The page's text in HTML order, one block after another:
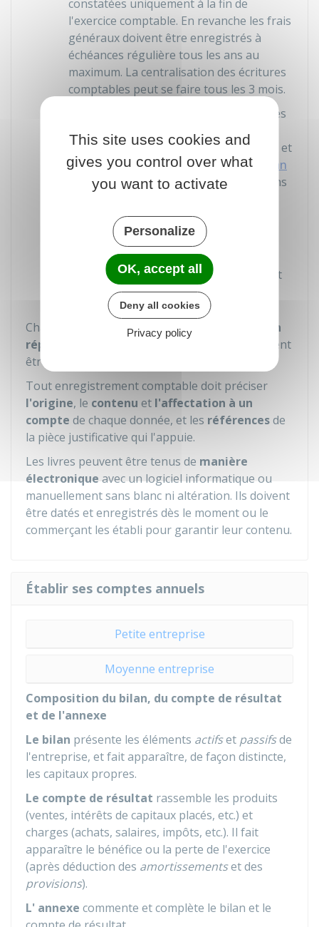
constatées uniquement à la fin de
l'exercice comptable. En revanche les frais
généraux doivent être enregistrés à
échéances régulière tous les ans au
maximum. La centralisation des écritures
comptables peut se faire tous les 3 mois.
: livre qui rassemble tous les
comptes. Il reprend les informations du
livre-journal en les classant par compte et
dans l'ordre de numéro prévu par le
plan
comptable général (PCG). Les opérations
Manuel des procédures comptables
document qui décrit les procédures et
l'organisation comptable pour
comprendre le système de traitement et
la réalisation des contrôles.
Chaque livre reçoit unnuméro d'identification
répertorié par un greffier
. Ils doivent également
être
Tout enregistrement comptable doit préciser
l'origine, le contenu et l'affectation à un
compte de chaque donnée, et les référencesde
la pièce justificative qui l'appuie.
Les livres peuvent être tenus de manière
électronique avec un logiciel informatique ou
manuellement sans blanc ni altération. Ils doivent
être datés et enregistrés dès le moment ou le
commerçant les établi pour garantir leur contenu.
Établir ses comptes annuels
Petite entreprise
Moyenne entreprise
Composition du bilan, du compte de résultat
et de l'annexe
Le bilan présente les éléments actifset passifsde
l'entreprise, et fait apparaître, de façon distincte,
les capitaux propres.
Le compte de résultat rassemble les produits
(ventes, intérêts de capitaux placés, etc.) et
charges (achats, salaires, impôts, etc.). Il fait
apparaître le bénéfice ou la perte de l'exercice
(après déduction des amortissementset des
provisions).
L' annexe commente et complète le bilan et le
This site uses cookies and
gives you control over what
you want to activate
Personalize
OK, accept all
Deny all cookies
Privacy policy